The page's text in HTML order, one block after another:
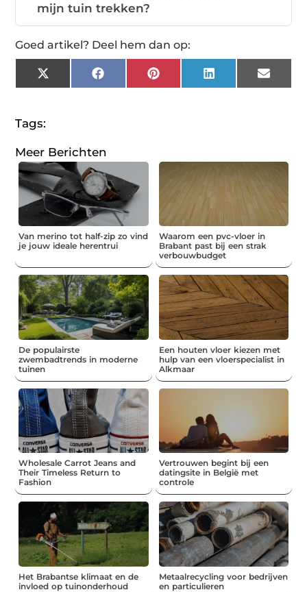
mijn tuin trekken?
Goed artikel? Deel hem dan op:
X
(Twitter)
FacebookPinterestLinkedInEmail
Tags:
Meer Berichten
Van merino tot half-zip zo vind
je jouw ideale herentrui
Waarom een pvc-vloer in
Brabant past bij een strak
verbouwbudget
De populairste
zwembadtrends in moderne
tuinen
Een houten vloer kiezen met
hulp van een vloerspecialist in
Alkmaar
Wholesale Carrot Jeans and
Their Timeless Return to
Fashion
Vertrouwen begint bij een
datingsite in België met
controle
Het Brabantse klimaat en de
invloed op tuinonderhoud
Metaalrecycling voor bedrijven
en particulieren